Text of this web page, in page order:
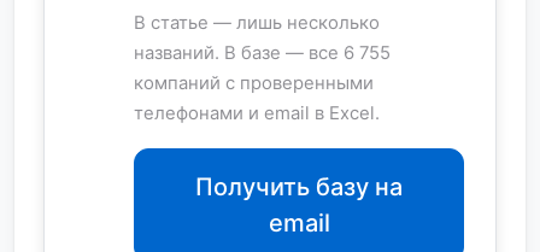
В статье — лишь несколько
названий. В базе — все 6 755
компаний с проверенными
телефонами и email в Excel.
Получить базу на
email